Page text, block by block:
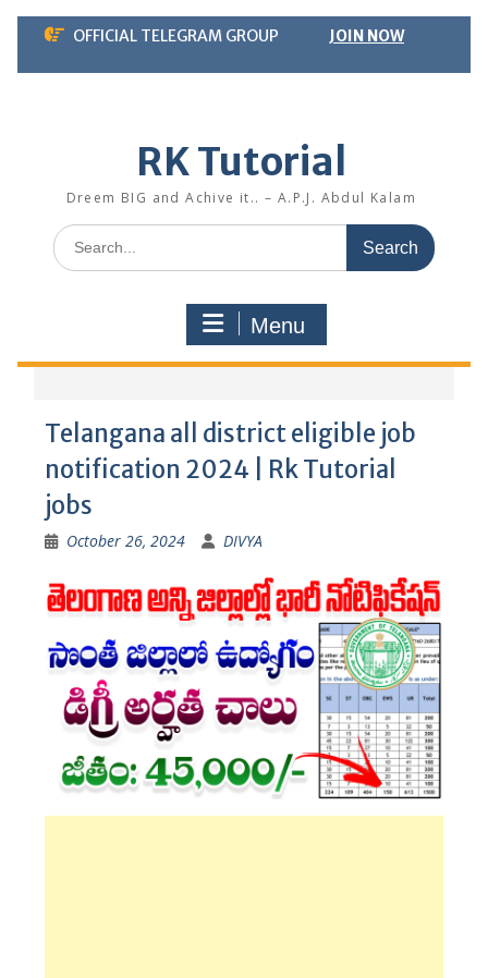
Skip
content
OFFICIAL TELEGRAM GROUP JOIN NOW
RK Tutorial
Dreem BIG and Achive it.. – A.P.J. Abdul Kalam
Search
for:
Menu
Telangana all district eligible job
notification 2024 | Rk Tutorial
jobs
October 26, 2024 DIVYA